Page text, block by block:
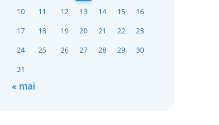
10
11 12 13 14 15
16
17
18 19 20 21 22
23
24
25 26 27 28 29
30
31
« mai